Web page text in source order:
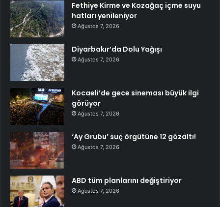
Fethiye Kirme ve Kozağaç içme suyu
hatları yenileniyor
Ağustos 7, 2026
Diyarbakır’da Dolu Yağışı
Ağustos 7, 2026
Kocaeli’de gece sineması büyük ilgi
görüyor
Ağustos 7, 2026
‘Ay Grubu’ suç örgütüne 12 gözaltı!
Ağustos 7, 2026
ABD tüm planlarını değiştiriyor
Ağustos 7, 2026